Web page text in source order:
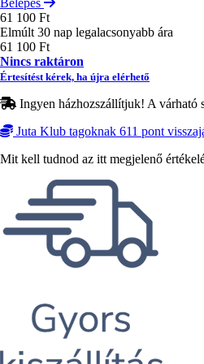
61 100 Ft
Elmúlt 30 nap legalacsonyabb ára
61 100 Ft
Nincs raktáron
Értesítést kérek, ha újra elérhető
Ingyen házhozszállítjuk! A várható
Juta Klub tagoknak 611 pont
Mit kell tudnod az itt megjelenő